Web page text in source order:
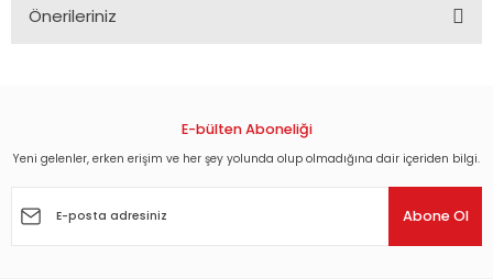
Önerileriniz
Görüş ve önerileriniz için teşekkür ederiz.
Ürün açıklamasında eksik bilgiler bulunuyor.
E-bülten Aboneliği
Yeni gelenler, erken erişim ve her şey yolunda olup olmadığına dair içeriden bilgi.
Abone Ol